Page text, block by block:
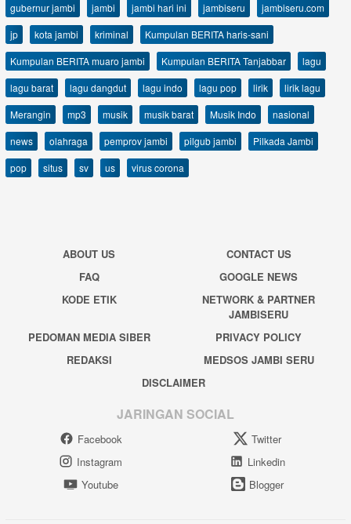
gubernur jambi
jambi jambi hari ini jambiseru
jambiseru.com
jp
kota jambi kriminal
Kumpulan BERITA haris-sani
Kumpulan BERITA muaro jambi
Kumpulan BERITA Tanjabbar
lagu
lagu barat
lagu dangdut lagu indo lagu pop lirik
lirik lagu
Merangin
mp3 musik musik barat Musik Indo
nasional
news
olahraga pemprov jambi pilgub jambi
Pilkada Jambi
pop
situs sv us virus corona
ABOUT US
CONTACT US
FAQ
GOOGLE NEWS
KODE ETIK
NETWORK & PARTNER
JAMBISERU
PEDOMAN MEDIA SIBER
PRIVACY POLICY
REDAKSI
MEDSOS JAMBI SERU
DISCLAIMER
JARINGAN SOCIAL
Facebook
Twitter
Instagram
Linkedin
Youtube
Blogger